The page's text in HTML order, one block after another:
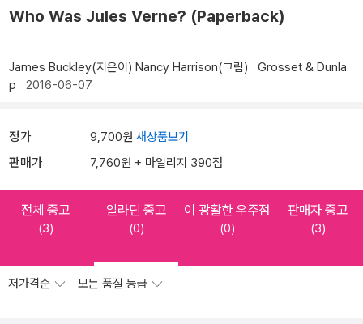
Who Was Jules Verne? (Paperback)
James Buckley(지은이) Nancy Harrison(그림)
Grosset & Dunla
p 2016-06-07
정가 9,700원 새상품보기
판매가 7,760원 + 마일리지 390점
전체 중고
(3)
알라딘 중고
(0)
이 광활한 우주점
(0)
판매자 중고
(3)
저가격순 모든 품질 등급